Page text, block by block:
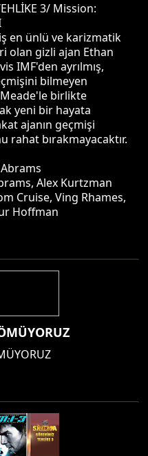
3/ Mission:
en ünlü ve karizmatik
olan gizli ajan Ethan
IMF'den ayrılmış,
bilmeyen
Meade'le birlikte
yeni bir hayata
ajanın geçmişi
rahat bırakmayacaktır.
Abrams
Alex Kurtzman
Cruise, Ving Rhames,
Hoffman